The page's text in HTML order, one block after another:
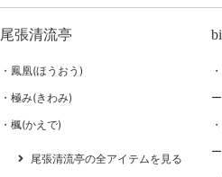
尾張清流亭
鳳凰(ほうおう)
極み(きわみ)
楓(かえで)
尾張清流亭の全アイテムを見る